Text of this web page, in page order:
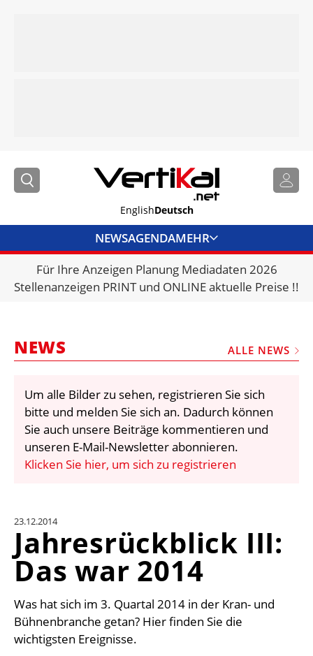
EnglishDeutsch
NEWSAGENDAMEHR
BRANCHENLINKS
VERMIETER
VIDEOS
BIBLIOTHEK
KRAN & BÜHNE
EINHEITENKONVERTER
KONTAKT
Für Ihre Anzeigen Planung Mediadaten 2026
Stellenanzeigen PRINT und ONLINE aktuelle Preise !!
NEWS ALLE NEWS
Um alle Bilder zu sehen, registrieren Sie sich
bitte und melden Sie sich an. Dadurch können
Sie auch unsere Beiträge kommentieren und
unseren E-Mail-Newsletter abonnieren.
Klicken Sie hier, um sich zu registrieren
23.12.2014
Jahresrückblick III:
Das war 2014
Was hat sich im 3. Quartal 2014 in der Kran- und
Bühnenbranche getan? Hier finden Sie die
wichtigsten Ereignisse.